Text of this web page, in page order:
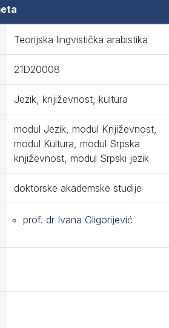
Teorijska lingvistička arabistika
21D20008
Jezik, književnost, kultura
modul Jezik, modul Književnost,
modul Kultura, modul Srpska
književnost, modul Srpski jezik
doktorske akademske studije
prof. dr Ivana Gligorijević